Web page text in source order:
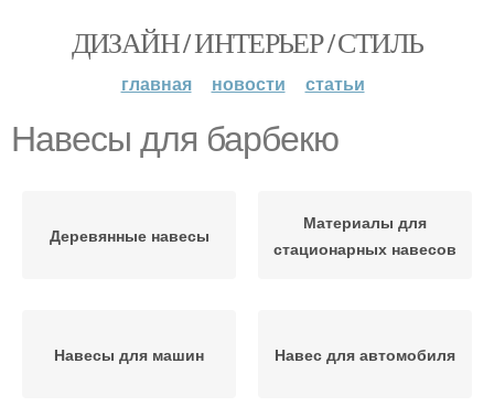
ДИЗАЙН / ИНТЕРЬЕР / СТИЛЬ
главная новости статьи
Навесы для барбекю
Деревянные навесы
Материалы для
стационарных навесов
Навесы для машин Навес для автомобиля